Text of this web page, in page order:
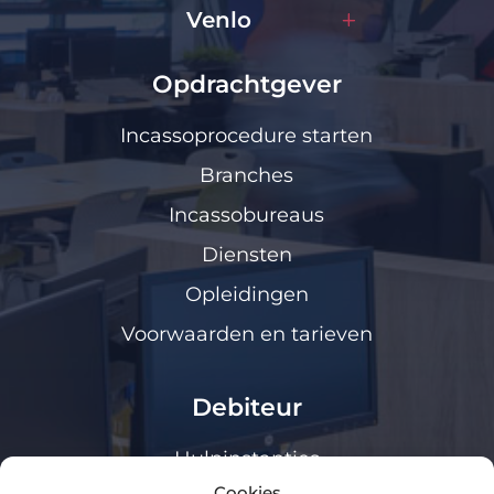
Venlo
Opdrachtgever
Incassoprocedure starten
Branches
Incassobureaus
Diensten
Opleidingen
Voorwaarden en tarieven
Debiteur
Hulpinstanties